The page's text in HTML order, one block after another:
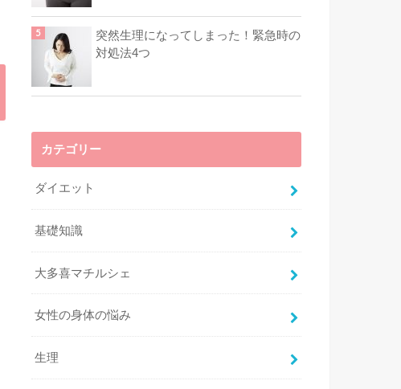
突然生理になってしまった！緊急時の
対処法4つ
カテゴリー
ダイエット
基礎知識
大多喜マチルシェ
女性の身体の悩み
生理